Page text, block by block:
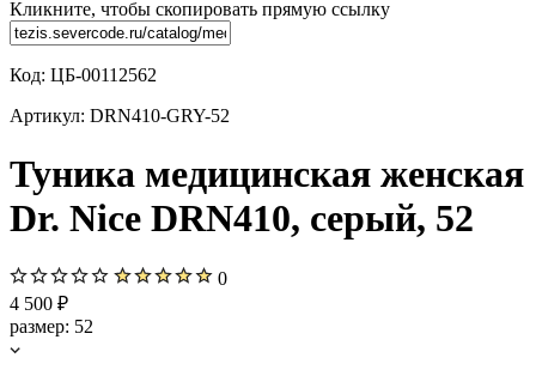
Кликните, чтобы скопировать прямую ссылку
Код: ЦБ-00112562
Артикул: DRN410-GRY-52
Туника медицинская женская
Dr. Nice DRN410, серый, 52
0
4 500 ₽
размер: 52